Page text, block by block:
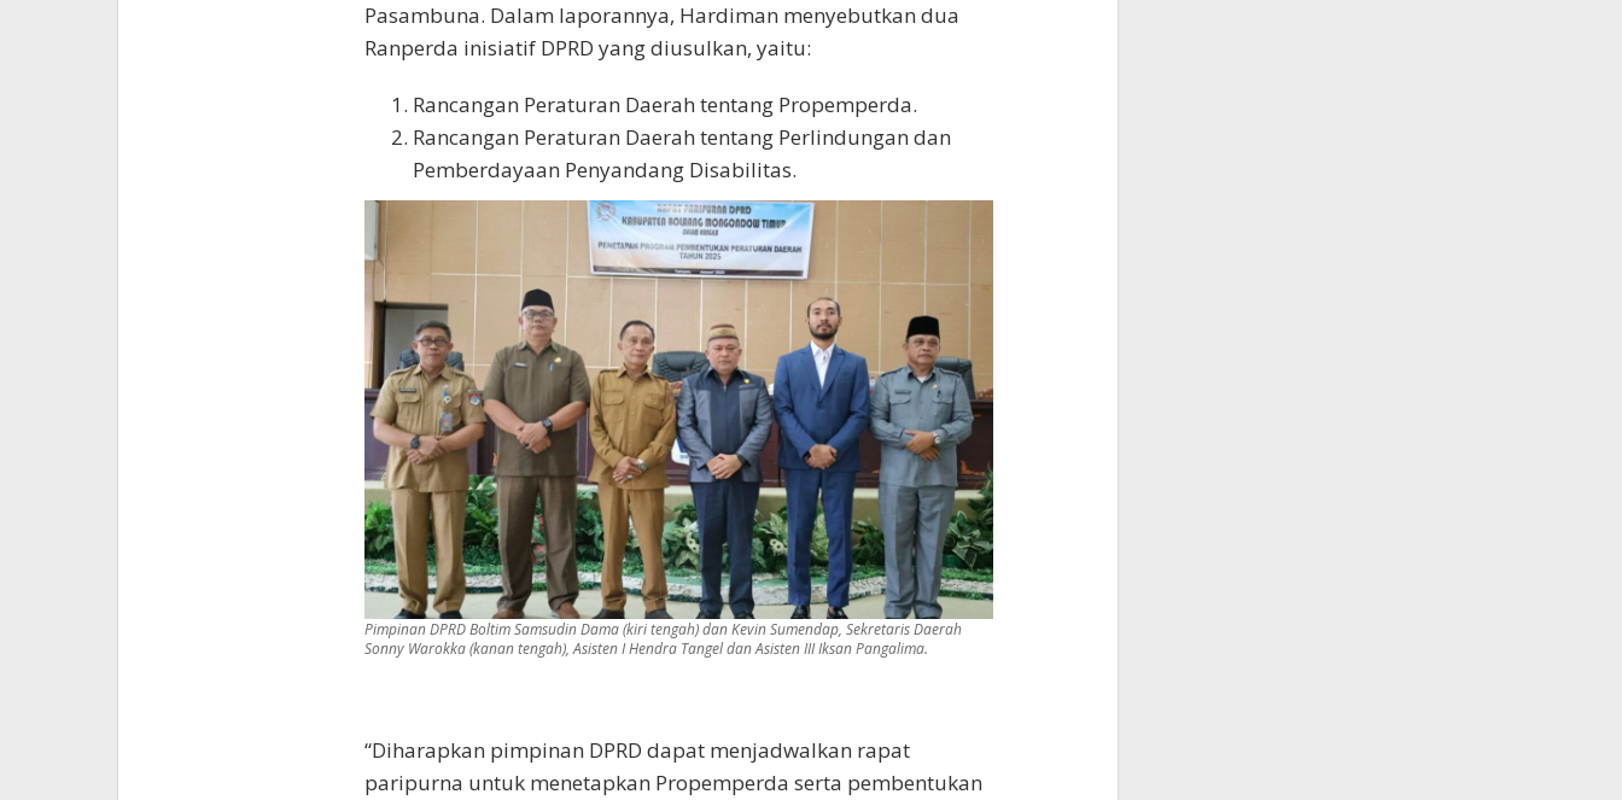
Pasambuna. Dalam laporannya, Hardiman menyebutkan dua
Ranperda inisiatif DPRD yang diusulkan, yaitu:
Rancangan Peraturan Daerah tentang Propemperda.
Rancangan Peraturan Daerah tentang Perlindungan dan
Pemberdayaan Penyandang Disabilitas.
Pimpinan DPRD Boltim Samsudin Dama (kiri tengah) dan Kevin Sumendap, Sekretaris Daerah
Sonny Warokka (kanan tengah), Asisten I Hendra Tangel dan Asisten III Iksan Pangalima.
“Diharapkan pimpinan DPRD dapat menjadwalkan rapat
paripurna untuk menetapkan Propemperda serta pembentukan